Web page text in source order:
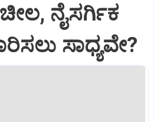
ನೈಸರ್ಗಿಕ
ಸಾಧ್ಯವೇ?